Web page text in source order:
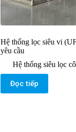
Hệ thống lọc siêu vi
yêu cầu
Hệ thống siêu lọc
Đọc tiếp